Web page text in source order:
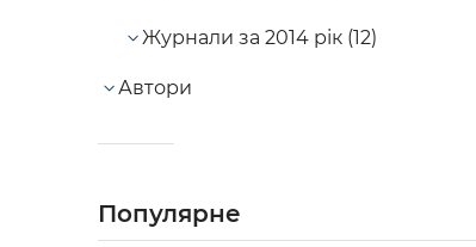
Журнали за 2014 рік (12)
Автори
Популярне